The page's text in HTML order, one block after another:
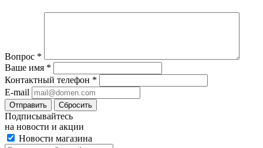
Вопрос *
Ваше имя *
Контактный телефон *
E-mail
Сбросить
Подписывайтесь
на новости и акции
Новости магазина